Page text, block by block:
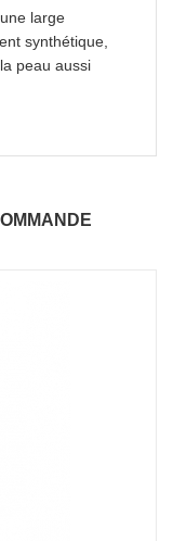
large
synthétique,
peau aussi